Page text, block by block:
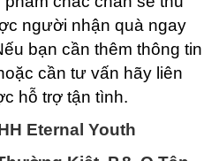
người nhận quà ngay
bạn cần thêm thông tin
cần tư vấn hãy liên
hỗ trợ tận tình.
Eternal Youth